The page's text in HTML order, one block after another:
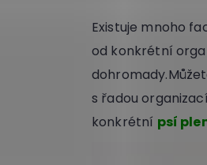
Existuje mnoho
od konkrétní
s řadou
konkrétní psí